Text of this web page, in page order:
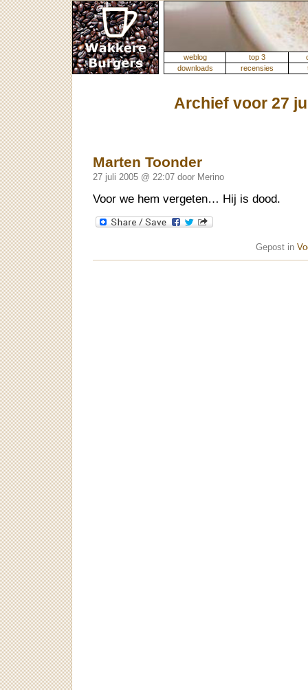
weblog top 3
downloads
recensies
Archief voor 27
Marten Toonder
27 juli 2005 @ 22:07 door Merino
Voor we hem vergeten… Hij is dood.
Gepost in